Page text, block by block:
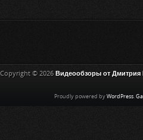
Copyright © 2026 Видеообзоры от Дмитрия
Proudly powered by WordPress.